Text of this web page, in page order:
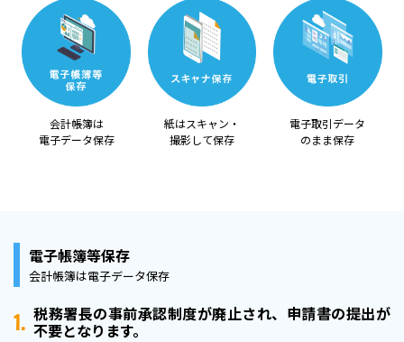
会計帳簿は
電子データ保存
紙はスキャン・
撮影して保存
電子取引データ
のまま保存
電子帳簿等保存
会計帳簿は電子データ保存
1. 税務署長の事前承認制度が廃止され、申請書の提出が
不要となります。